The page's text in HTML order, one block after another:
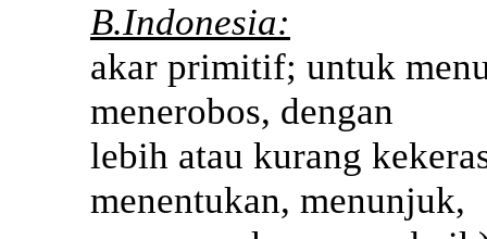
B.Indonesia:
akar primitif; untuk
menerobos, dengan
lebih atau kurang
menentukan, menunjuk,